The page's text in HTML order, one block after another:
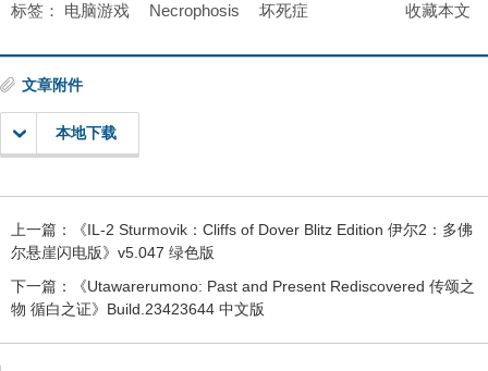
收藏本文
标签： 电脑游戏 Necrophosis 坏死症
文章附件
本地下载
上一篇：
《IL-2 Sturmovik：Cliffs of Dover Blitz Edition 伊尔2：多佛
尔悬崖闪电版》v5.047 绿色版
下一篇：
《Utawarerumono: Past and Present Rediscovered 传颂之
物 循白之证》Build.23423644 中文版